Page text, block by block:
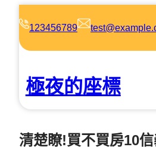
123456789
極夜的座標
清楚瞭!買不買房10